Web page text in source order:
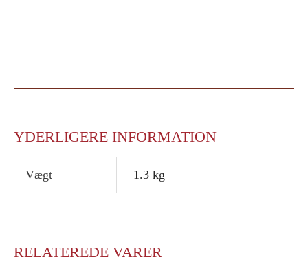
YDERLIGERE INFORMATION
Vægt 1.3 kg
RELATEREDE VARER